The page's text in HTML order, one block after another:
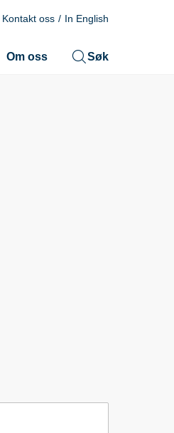
Kontakt oss In English
Om oss Søk